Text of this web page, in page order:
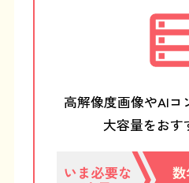
高解像度画像やAIコ
大容量をおす